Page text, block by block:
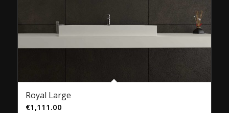
Royal Large
€1,111.00